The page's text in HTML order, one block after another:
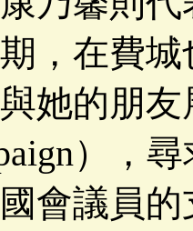
，在費
她的朋
），
會議員